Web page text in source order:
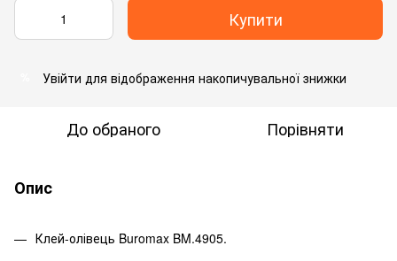
Купити
Увійти для відображення накопичувальної знижки
До обраного Порівняти
Опис
Клей-олівець Buromax BM.4905.